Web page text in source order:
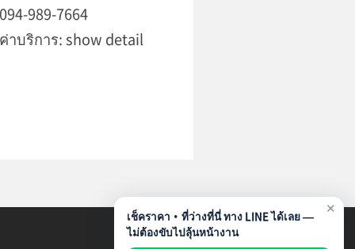
094-989-7664
ค่าบริการ: show detail
✕
เช็คราคา・ที่ว่างที่นี่ ทาง LINE ได้เลย —
ไม่ต้องขับไปลุ้นหน้างาน